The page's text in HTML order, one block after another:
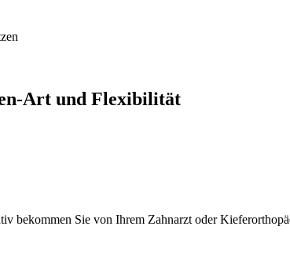
Art und Flexibilität
bekommen Sie von Ihrem Zahnarzt oder